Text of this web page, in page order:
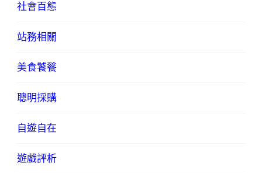
社會百態
站務相關
美食饕餮
聰明採購
自遊自在
遊戲評析